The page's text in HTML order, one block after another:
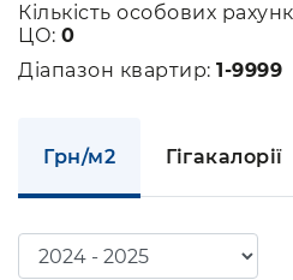
Кількість особових
ЦО: 0
Діапазон квартир: 1-9999
Грн/м2 Гігакалорії